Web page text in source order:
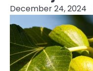
December 24, 2024